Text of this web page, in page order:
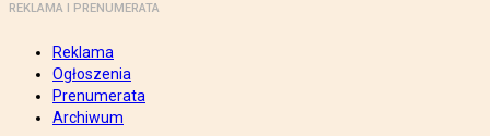
REKLAMA I PRENUMERATA
Reklama
Ogłoszenia
Prenumerata
Archiwum